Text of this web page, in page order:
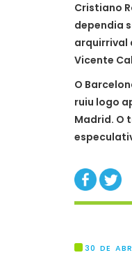
Cristiano
dependia
arquirrival
Vicente
O
ruiu logo
Madrid. O
30 DE